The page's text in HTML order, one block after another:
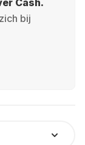
Cash.
bij